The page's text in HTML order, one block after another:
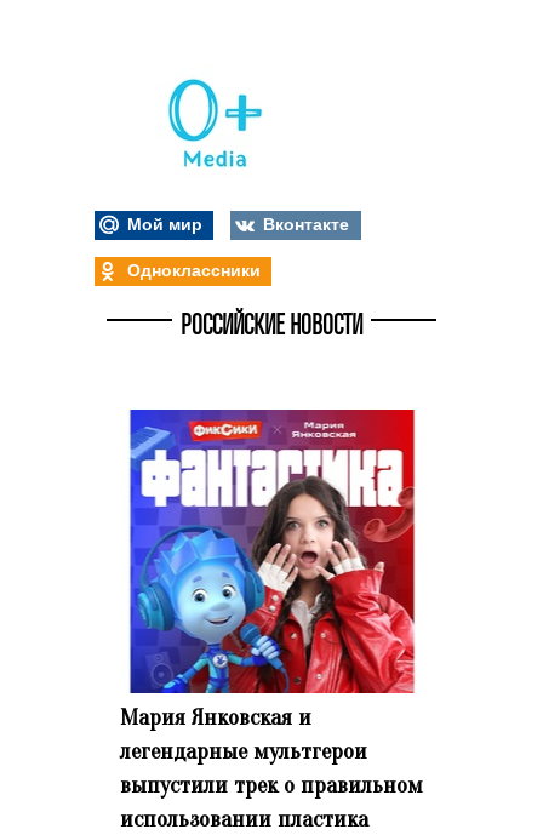
Мой мир
Вконтакте
Одноклассники
РОССИЙСКИЕ НОВОСТИ
Мария Янковская и
легендарные мультгерои
выпустили трек о правильном
использовании пластика